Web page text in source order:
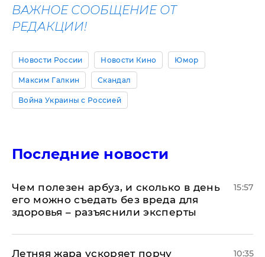
ВАЖНОЕ СООБЩЕНИЕ ОТ
РЕДАКЦИИ!
Новости России Новости Кино Юмор
Максим Галкин Скандал
Война Украины с Россией
Последние новости
Чем полезен арбуз, и сколько в день
его можно съедать без вреда для
здоровья – разъяснили эксперты
15:57
Летняя жара ускоряет порчу 10:35